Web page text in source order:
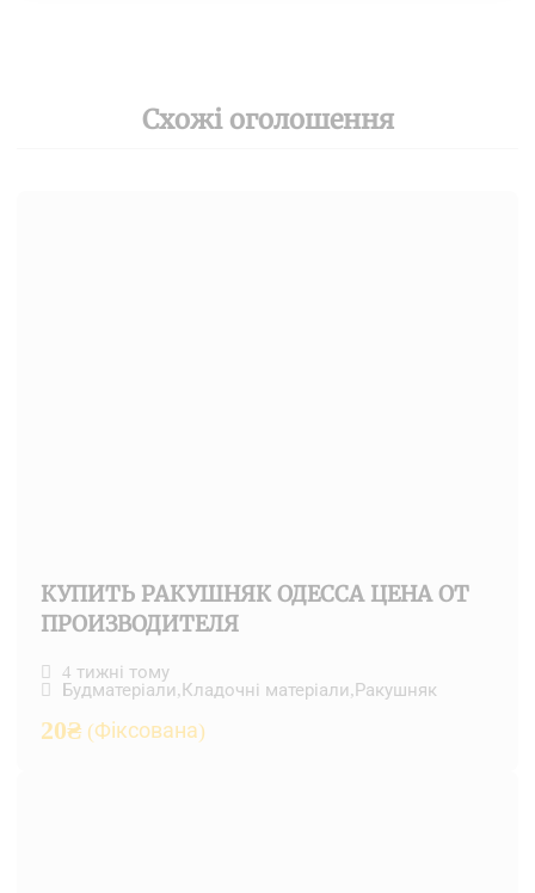
Схожі оголошення
КУПИТЬ РАКУШНЯК ОДЕССА ЦЕНА ОТ
ПРОИЗВОДИТЕЛЯ
4 тижні тому
Будматеріали, Кладочні матеріали, Ракушняк
20₴ (Фіксована)